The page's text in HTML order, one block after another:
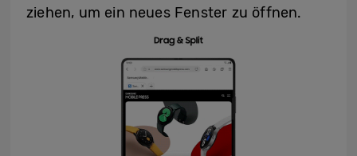
ziehen, um ein neues Fenster zu öffnen.